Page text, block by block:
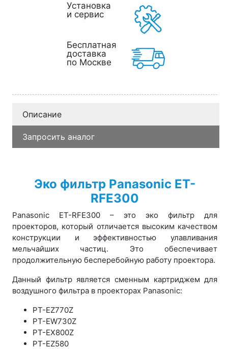
Установка
и сервис
Бесплатная
доставка
по Москве
Описание
Запросить аналог
Эко фильтр Panasonic ET-
RFE300
Panasonic ET-RFE300 – это эко фильтр для
проекторов, который отличается высоким качеством
конструкции и эффективностью улавливания
мельчайших частиц. Это обеспечивает
продолжительную бесперебойную работу проектора.
Данный фильтр является сменным картриджем для
воздушного фильтра в проекторах Panasonic:
PT-EZ770Z
PT-EW730Z
PT-EX800Z
PT-EZ580